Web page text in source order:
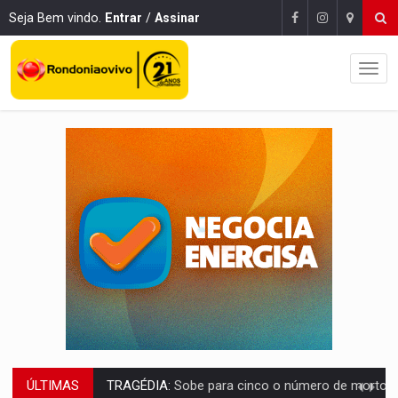
Seja Bem vindo. Entrar / Assinar
ÚLTIMAS TRANSPORTE DE ARROZ:MPF assegura cumprimento da legislação sobre transporte